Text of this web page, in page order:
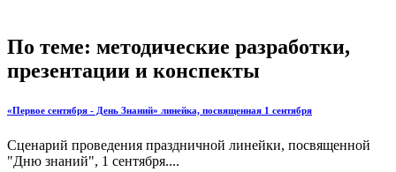
По теме: методические разработки,
презентации и конспекты
«Первое сентября - День Знаний» линейка, посвященная 1 сентября
Сценарий проведения праздничной линейки, посвященной
"Дню знаний", 1 сентября....